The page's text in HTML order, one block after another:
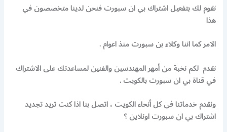
نقوم لك بتفعيل اشتراك بي ان سبورت فنحن لدينا متخصصون في
هذا
الامر كما اننا وكلاء بن سبورت منذ اعوام .
نقدم لكم نخبة من أمهر المهندسين والفنين لمساعدتك على الاشتراك
في قناة بي ان سبورت بالكويت .
ونقدم خدماتنا في كل أنحاء الكويت ، اتصل بنا اذا كنت تريد تجديد
اشتراك بي ان سبورت اونلاين ؟